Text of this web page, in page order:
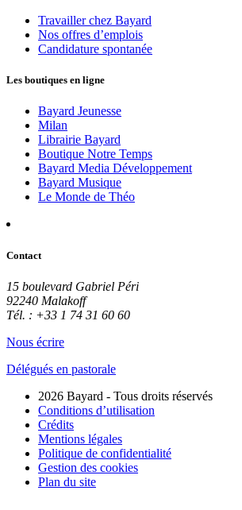
Travailler chez Bayard
Nos offres d’emplois
Candidature spontanée
Les boutiques en ligne
Bayard Jeunesse
Milan
Librairie Bayard
Boutique Notre Temps
Bayard Media Développement
Bayard Musique
Le Monde de Théo
Contact
15 boulevard Gabriel Péri
92240 Malakoff
Tél. : +33 1 74 31 60 60
Nous écrire
Délégués en pastorale
2026 Bayard - Tous droits réservés
Conditions d’utilisation
Crédits
Mentions légales
Politique de confidentialité
Gestion des cookies
Plan du site